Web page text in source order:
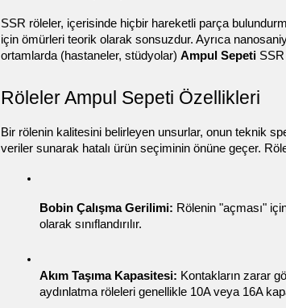
SSR röleler, içerisinde hiçbir hareketli parça
için ömürleri teorik olarak sonsuzdur. Ayrıca
ortamlarda (hastaneler, stüdyolar) Ampul Sepeti
Röleler Ampul Sepeti Özellikleri
Bir rölenin kalitesini belirleyen unsurlar, onun teknik
veriler sunarak hatalı ürün seçiminin önüne geçer.
Bobin Çalışma Gerilimi: Rölenin "açması"
olarak sınıflandırılır.
Akım Taşıma Kapasitesi: Kontakların zarar
aydınlatma röleleri genellikle 10A veya 16A